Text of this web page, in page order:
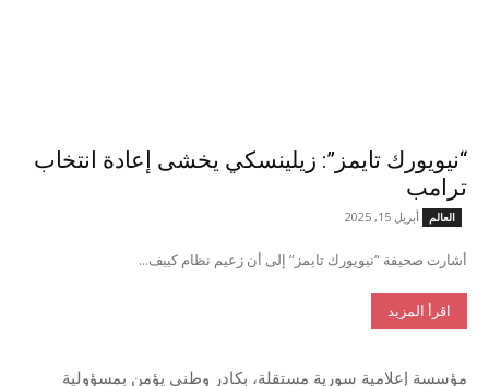
“نيويورك تايمز”: زيلينسكي يخشى إعادة انتخاب
ترامب
العالم أبريل 15, 2025
أشارت صحيفة “نيويورك تايمز” إلى أن زعيم نظام كييف...
اقرأ المزيد
مؤسسة إعلامية سورية مستقلة، بكادر وطني يؤمن بمسؤولية